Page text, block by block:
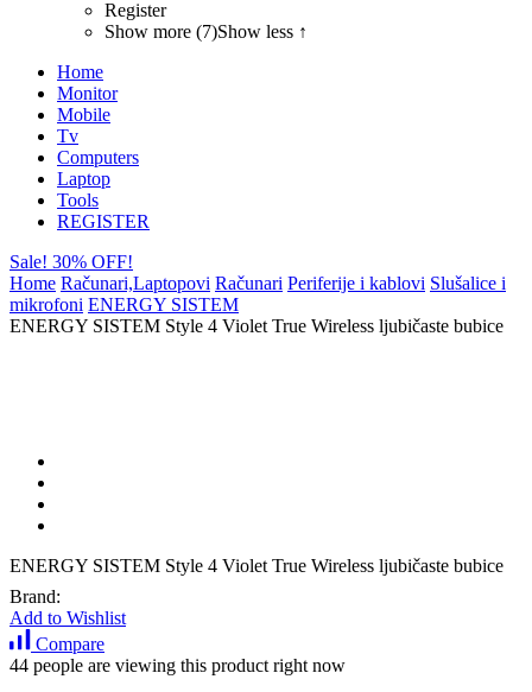
Register
Show more (7)Show less ↑
Home
Monitor
Mobile
Tv
Computers
Laptop
Tools
REGISTER
Sale! 30% OFF!
Home Računari,Laptopovi Računari Periferije i kablovi Slušalice i
mikrofoni ENERGY SISTEM
ENERGY SISTEM Style 4 Violet True Wireless ljubičaste bubice
ENERGY SISTEM Style 4 Violet True Wireless ljubičaste bubice
Brand:
Add to Wishlist
Compare
44 people are viewing this product right now